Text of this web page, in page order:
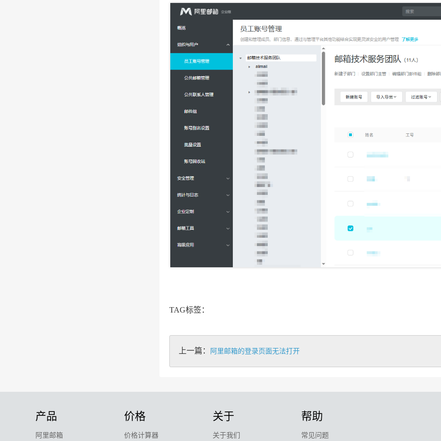
TAG标签：
上一篇： 阿里邮箱的登录页面无法打开
产品
阿里邮箱
价格
价格计算器
关于
关于我们
帮助
常见问题